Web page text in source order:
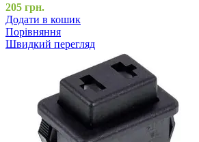
205 грн.
Додати в кошик
Порівняння
Швидкий перегляд